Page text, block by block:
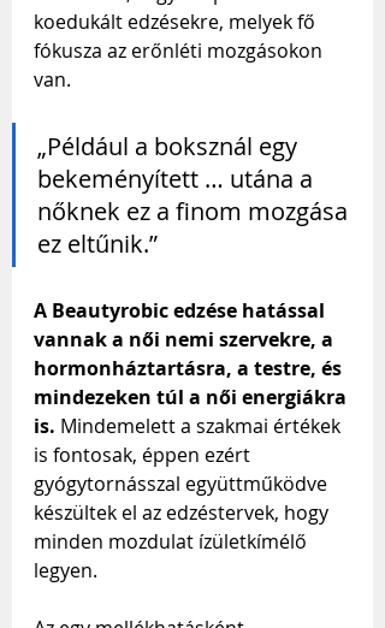
koedukált edzésekre, melyek fő
fókusza az erőnléti mozgásokon
van.
„Például a boksznál egy
bekeményített … utána a
nőknek ez a finom mozgása
ez eltűnik.”
A Beautyrobic edzése hatással
vannak a női nemi szervekre, a
hormonháztartásra, a testre, és
mindezeken túl a női energiákra
is. Mindemelett a szakmai értékek
is fontosak, éppen ezért
gyógytornásszal együttműködve
készültek el az edzéstervek, hogy
minden mozdulat ízületkímélő
legyen.